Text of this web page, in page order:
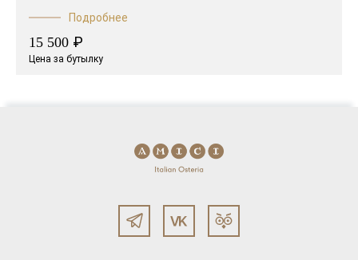
Подробнее
15 500 ₽
Цена за бутылку